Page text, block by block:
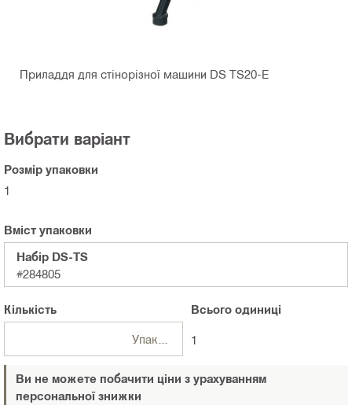
Приладдя для стінорізної машини DS TS20-E
Вибрати варіант
Розмір упаковки
1
Вміст упаковки
Набiр DS-TS
#284805
Кількість
Упаковки
Всьогоодиниці
1
Ви не можете побачити ціни з урахуванням
персональної знижки